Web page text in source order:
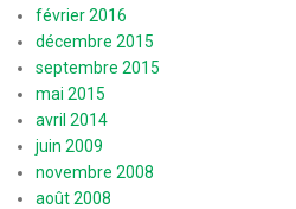
février 2016
décembre 2015
septembre 2015
mai 2015
avril 2014
juin 2009
novembre 2008
août 2008